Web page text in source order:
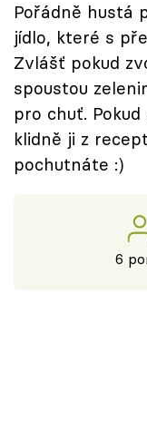
Sledujte
Přihlášení
Sledujte nás
Pořádně hustá
jídlo, které s
Zvlášť pokud
spoustou
pro chuť.
klidně ji z
pochutnáte :)
6